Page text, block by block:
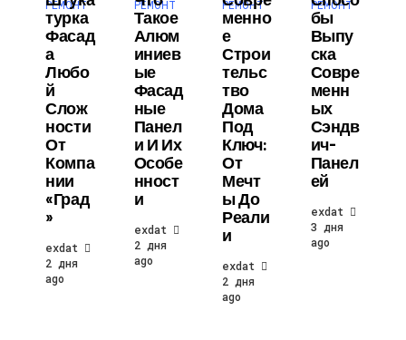
РЕМОНТ
Турка
Фасад
А
Любо
Й
Слож
Ности
От
Компа
Нии
«Град
»
exdat
2 дня
ago
РЕМОНТ
Такое
Алюм
Иниев
Ые
Фасад
Ные
Панел
И И Их
Особе
Нност
И
exdat
2 дня
ago
РЕМОНТ
Менно
Е
Строи
Тельс
Тво
Дома
Под
Ключ:
От
Мечт
Ы До
Реали
И
exdat
2 дня
ago
РЕМОНТ
Бы
Выпу
Ска
Совре
Менн
Ых
Сэндв
Ич-
Панел
Ей
exdat
3 дня
ago